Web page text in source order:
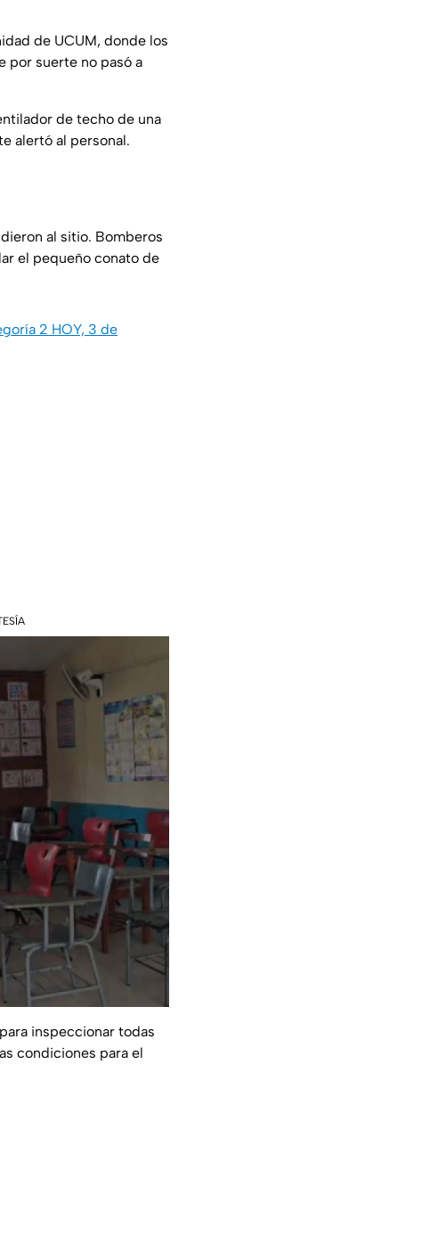
de UCUM, donde los
por suerte no pasó a
de techo de una
alertó al personal.
al sitio. Bomberos
el pequeño conato de
2 HOY, 3 de
inspeccionar todas
condiciones para el